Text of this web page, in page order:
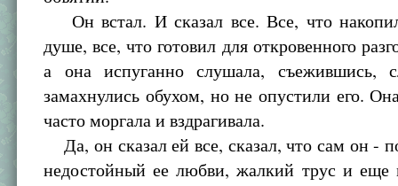
Он встал. И сказал все. Все, что
душе, все, что готовил для откровенного
а она испуганно слушала, съежившись,
замахнулись обухом, но не опустили его.
часто моргала и вздрагивала.
Да, он сказал ей все, сказал, что сам он -
недостойный ее любви, жалкий трус и еще